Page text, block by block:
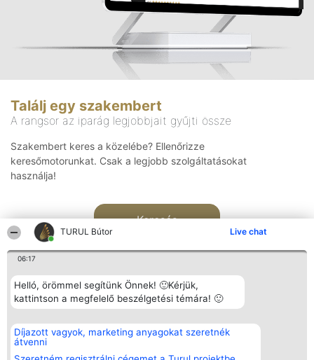
TURUL Bútor Live chat
06:17
Helló, örömmel segítünk Önnek! 🙂Kérjük,
kattintson a megfelelő beszélgetési témára! 🙂
Díjazott vagyok, marketing anyagokat szeretnék
átvenni
Találj egy szakembert
A rangsor az iparág legjobbjait gyűjti össze
Szakembert keres a közelébe? Ellenőrizze
keresőmotorunkat. Csak a legjobb szolgáltatásokat
használja!
Keresés
Rangsorszervező
SC Beautiful Company S.R.L.
Bulevardul Aleea Timișul De
Sus Nr. 2, Bl. A30, Sc. A, Et.
Népszavazás
Nyertesek
Elérhetőség
Elérhetőség